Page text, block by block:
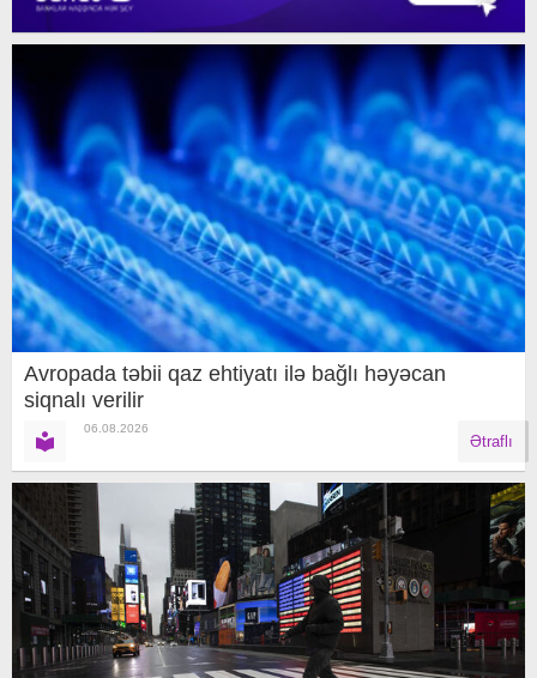
Avropada təbii qaz ehtiyatı ilə bağlı həyəcan
siqnalı verilir
06.08.2026
Ətraflı